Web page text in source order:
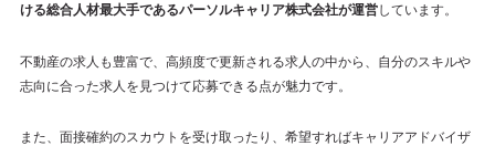
ける総合人材最大手であるパーソルキャリア株式会社が運営しています。
不動産の求人も豊富で、高頻度で更新される求人の中から、自分のスキルや
志向に合った求人を見つけて応募できる点が魅力です。
また、面接確約のスカウトを受け取ったり、希望すればキャリアアドバイザ